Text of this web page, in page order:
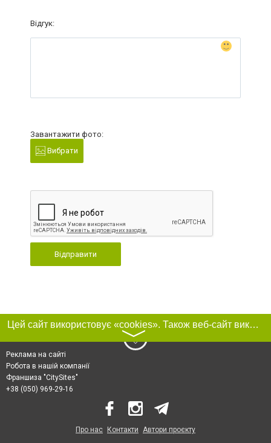
Відгук:
Завантажити фото:
Вибрати
Відправити
Цей сайт використовує «cookies». Також веб-сайт використовує інтернет-сервіс для збору технічних даних стосовно відвідувачів з метою отримання маркетингової та статистичної інформації. Умови обробки даних відвідувачів сайту див.
〉
Реклама на сайті
Робота в нашій компанії
Франшиза "CitySites"
+38 (050) 969-29-16
Про нас Контакти Автори проєкту